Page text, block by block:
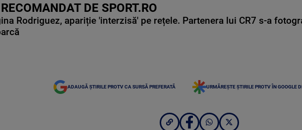
DE SPORT.RO
Rodriguez, apariție 'interzisă' pe rețele. Partenera lui CR7 s-a
ADAUGĂ ȘTIRILE PROTV CA SURSĂ PREFERATĂ URMĂREȘTE ȘTIRILE PROTV ÎN GOOGLE